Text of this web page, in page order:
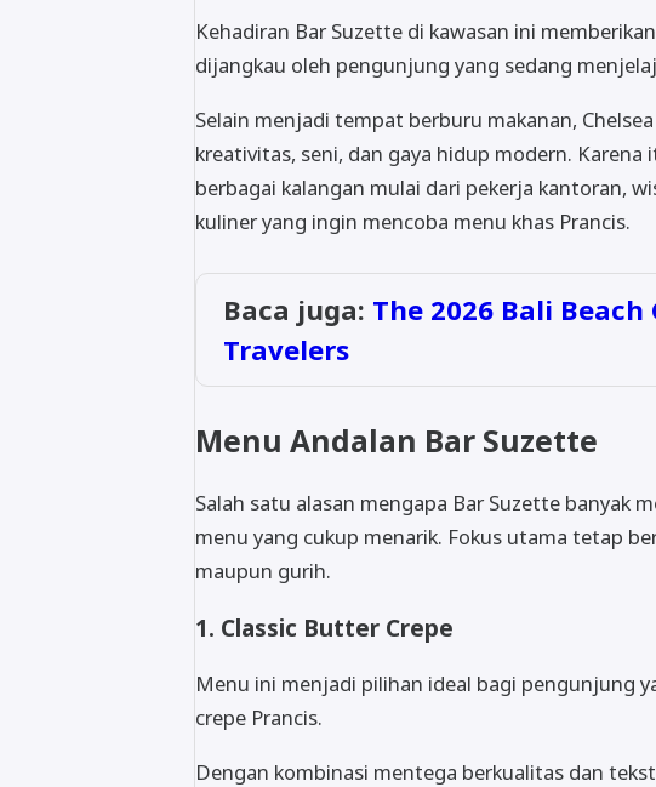
Kehadiran Bar Suzette di kawasan ini
dijangkau oleh pengunjung yang sedang
Selain menjadi tempat berburu makanan,
kreativitas, seni, dan gaya hidup modern. Karena
berbagai kalangan mulai dari pekerja kantoran,
kuliner yang ingin mencoba menu khas Prancis.
Baca juga: The 2026 Bali Beach
Travelers
Menu Andalan Bar Suzette
Salah satu alasan mengapa Bar Suzette banyak
menu yang cukup menarik. Fokus utama tetap
maupun gurih.
1. Classic Butter Crepe
Menu ini menjadi pilihan ideal bagi pengunjung
crepe Prancis.
Dengan kombinasi mentega berkualitas dan